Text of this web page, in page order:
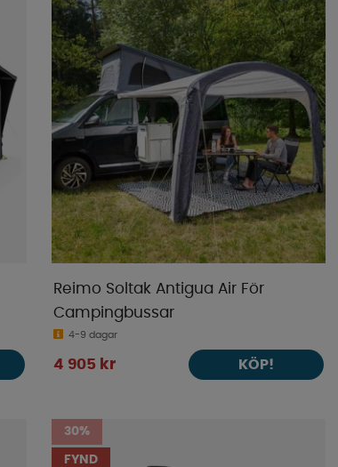
Reimo Soltak Antigua Air För
Campingbussar
4-9 dagar
4 905 kr KÖP!
30%
FYND